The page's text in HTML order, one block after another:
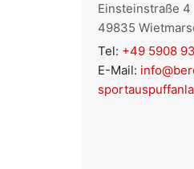
Einsteinstraße 4
49835
Tel: +49 5908
E-Mail: